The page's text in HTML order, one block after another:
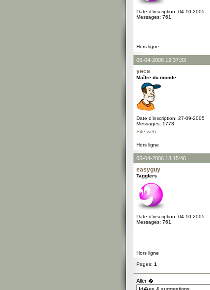
Date d'inscription: 04-10-2005
Messages: 761
Hors ligne
05-04-2006 12:37:33
yeca
Maître du monde
Date d'inscription: 27-09-2005
Messages: 1773
Site web
Hors ligne
05-04-2006 13:15:46
easyguy
Tagglers
Date d'inscription: 04-10-2005
Messages: 761
Hors ligne
Pages: 1
Aller �